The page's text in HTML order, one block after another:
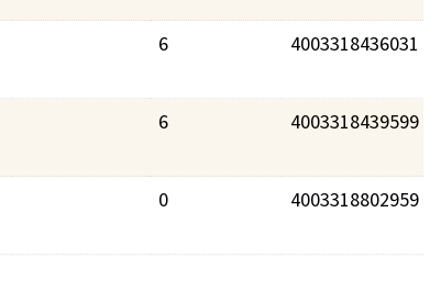
6 4003318436031
6 4003318439599
0 4003318802959